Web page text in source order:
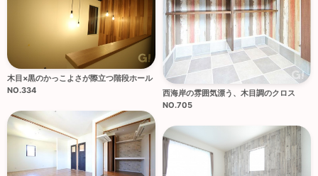
西海岸の雰囲気漂う、木目調のクロス
NO.705
木目×黒のかっこよさが際立つ階段ホール
NO.334